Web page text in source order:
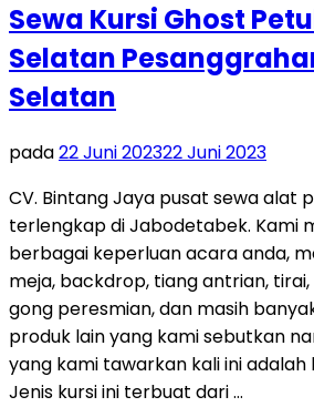
Sewa Kursi Ghost
Selatan
Selatan
pada22 Juni 202322 Juni 2023
CV. Bintang Jaya pusat sewa alat
terlengkap di Jabodetabek. Kami
berbagai keperluan acara anda,
meja, backdrop, tiang antrian,
gong peresmian, dan masih
produk lain yang kami sebutkan
yang kami tawarkan kali ini adalah
Jenis kursi ini terbuat dari …